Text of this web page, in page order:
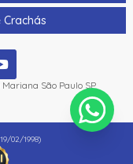
São Paulo SP
02/1998)